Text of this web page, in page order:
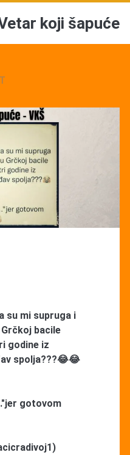
koji šapuće
su mi supruga i
bacile
godine iz
spolja???😂😂
gotovom